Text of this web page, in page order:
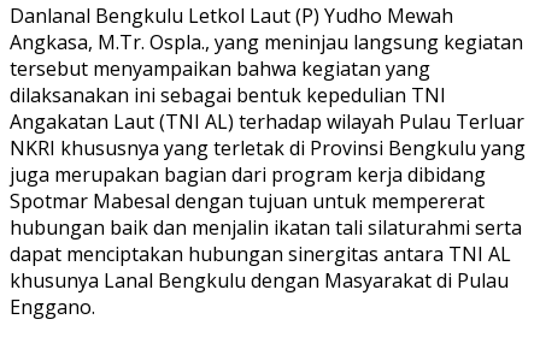
Danlanal Bengkulu Letkol Laut (P) Yudho Mewah
Angkasa, M.Tr. Ospla., yang meninjau langsung kegiatan
tersebut menyampaikan bahwa kegiatan yang
dilaksanakan ini sebagai bentuk kepedulian TNI
Angakatan Laut (TNI AL) terhadap wilayah Pulau Terluar
NKRI khususnya yang terletak di Provinsi Bengkulu yang
juga merupakan bagian dari program kerja dibidang
Spotmar Mabesal dengan tujuan untuk mempererat
hubungan baik dan menjalin ikatan tali silaturahmi serta
dapat menciptakan hubungan sinergitas antara TNI AL
khusunya Lanal Bengkulu dengan Masyarakat di Pulau
Enggano.